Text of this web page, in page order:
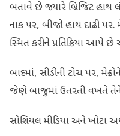
બતાવે છે જ્યારે બ્રિજિટ
નાક પર, બીજો હાથ દાઢી
સ્મિત કરીને પ્રતિક્રિયા આપે
બાદમાં, સીડીની ટોચ પર,
જેણે બાજુમાં ઉતરતી વખતે તેને
સોશિયલ મીડિયા અને ખોટા